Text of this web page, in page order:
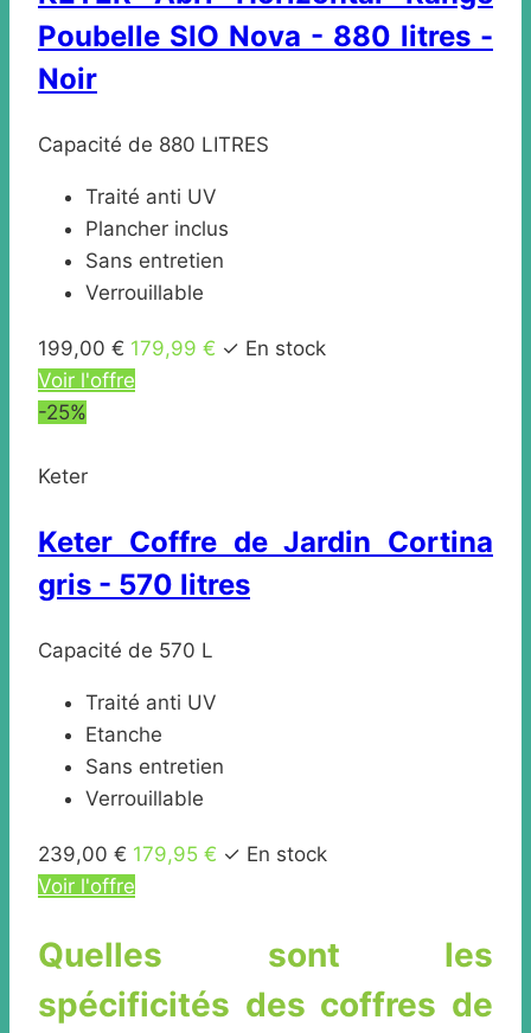
Poubelle SIO Nova - 880 litres -
Noir
Capacité de 880 LITRES
Traité anti UV
Plancher inclus
Sans entretien
Verrouillable
199,00 € 179,99 € ✓ En stock
Voir l'offre
-25%
Keter
Keter Coffre de Jardin Cortina
gris - 570 litres
Capacité de 570 L
Traité anti UV
Etanche
Sans entretien
Verrouillable
239,00 € 179,95 € ✓ En stock
Voir l'offre
Quelles sont les
spécificités des coffres de